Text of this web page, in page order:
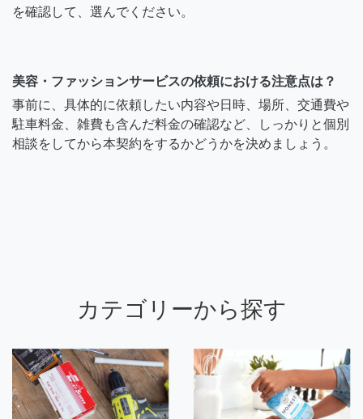
を確認して、選んでください。
美容・ファッションサービスの依頼における注意点は？
事前に、具体的に依頼したい内容や日時、場所、交通費や
駐車料金、雑費も含んだ料金の確認など、しっかりと個別
相談をしてから本契約をするかどうかを決めましょう。
カテゴリーから探す